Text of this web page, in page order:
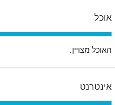
אוכל
האוכל מצויין.
אינטרנט